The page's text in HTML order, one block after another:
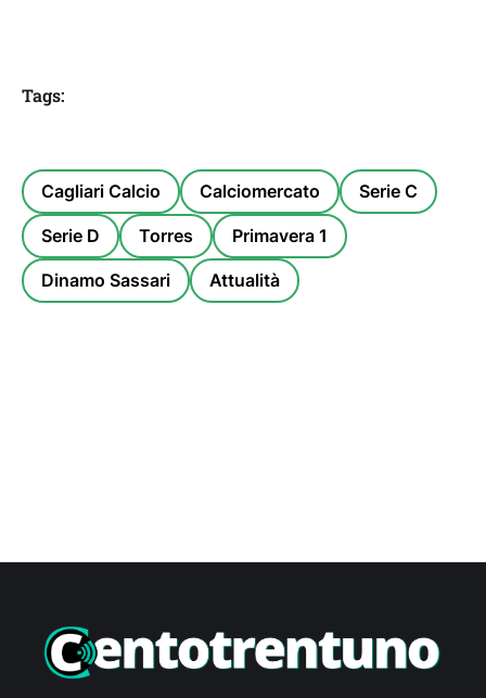
Tags:
Cagliari Calcio Calciomercato Serie C
Serie D Torres Primavera 1
Dinamo Sassari Attualità